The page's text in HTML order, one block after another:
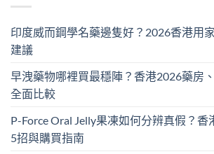
印度威而鋼學名藥邊隻好？2026香港用
建議
早洩藥物哪裡買最穩陣？香港2026藥房
全面比較
P-Force Oral Jelly果凍如何分辨真假？香
5招與購買指南